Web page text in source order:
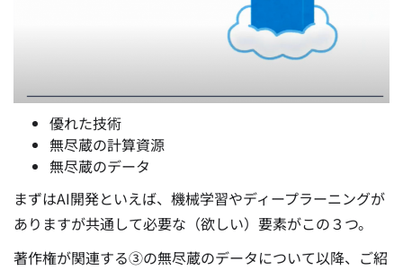
優れた技術
無尽蔵の計算資源
無尽蔵のデータ
まずはAI開発といえば、機械学習やディープラーニングが
ありますが共通して必要な （欲しい）要素がこの３つ。
著作権が関連する③の無尽蔵のデータについて以降、ご紹